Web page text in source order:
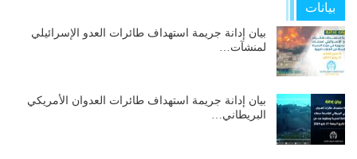
بيانات
بيان إدانة جريمة استهداف طائرات العدو الإسرائيلي
لمنشآت…
بيان إدانة جريمة استهداف طائرات العدوان الأمريكي
البريطاني…